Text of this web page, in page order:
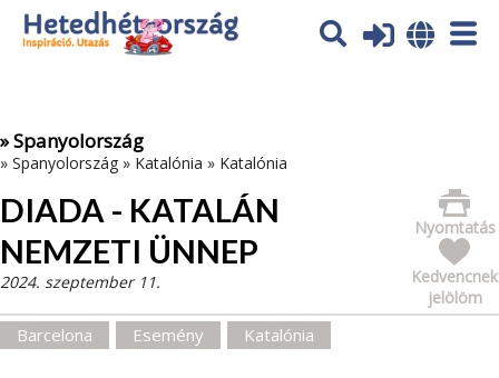
Az oldal sütiket (cookies) használ. További tájékoztatás itt:
Adatvédelmi tájékoztató
» Spanyolország
» Spanyolország » Katalónia » Katalónia
DIADA - KATALÁN
NEMZETI ÜNNEP
Nyomtatás
Kedvencnek
jelölöm
2024. szeptember 11.
Barcelona Esemény Katalónia